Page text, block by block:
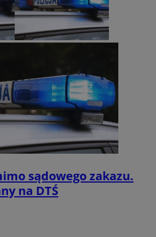
sądowego zakazu.
na DTŚ